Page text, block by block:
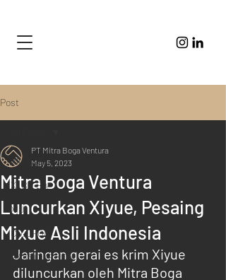
Post
All Posts
XI BO BA
XIJI
CO.CHOC
BAKSO KEMON
Mitra Boga Ventura
Luncurkan Xiyue, Pesaing
Mixue Asli Indonesia
PT Mitra Boga Ventura
May 5, 2023
Jaringan gerai es krim Xiyue
diluncurkan oleh Mitra Boga